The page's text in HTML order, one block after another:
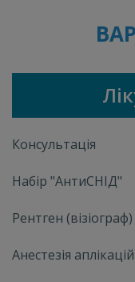
Консультація
Набір "АнтиСНІД"
Рентген (візіограф)
Анестезія